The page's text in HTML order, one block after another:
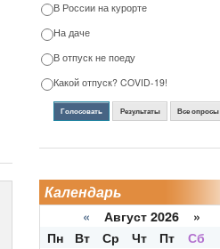
В России на курорте
На даче
В отпуск не поеду
Какой отпуск? COVID-19!
Голосовать Результаты Все опросы
Календарь
« Август 2026 »
Пн
Вт Ср Чт Пт Сб